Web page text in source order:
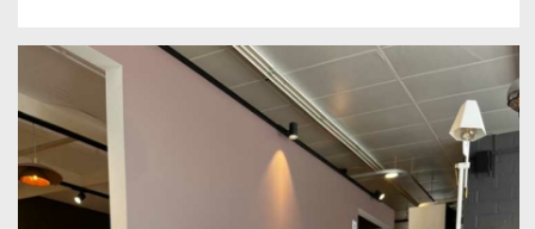
initial
était :
actuel
est :
259,00 €.